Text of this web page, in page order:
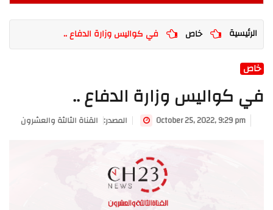
الرئيسية خاص في كواليس وزارة الدفاع ..
خاص
في كواليس وزارة الدفاع ..
القناة الثالثة والعشرون :المصدر October 25, 2022, 9:29 pm